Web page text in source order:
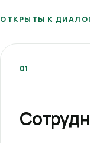
ОТКРЫТЫ К
01